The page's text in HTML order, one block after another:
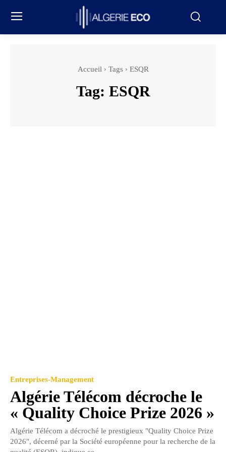
Accueil Tags ESQR
Tag: ESQR
Entreprises-Management
Algérie Télécom décroche le
« Quality Choice Prize 2026 »
Algérie Télécom a décroché le prestigieux "Quality Choice Prize
2026", décerné par la Société européenne pour la recherche de la